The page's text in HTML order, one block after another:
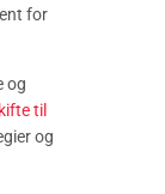
for
og
til
og